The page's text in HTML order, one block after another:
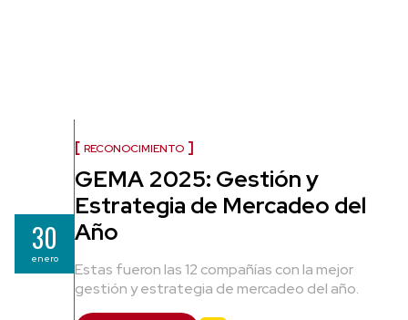
30
enero
RECONOCIMIENTO
GEMA 2025: Gestión y
Estrategia de Mercadeo del
Año
Estas fueron las 12 compañías con la mejor
gestión y estrategia de mercadeo del año.